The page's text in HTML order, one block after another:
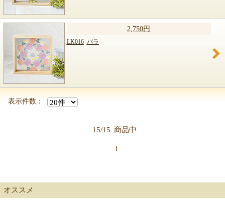
2,750円
LK016 バラ
表示件数：
15/15 商品中
1
オススメ